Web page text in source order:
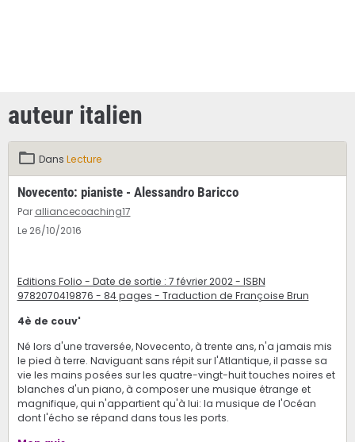
auteur italien
Dans Lecture
Novecento: pianiste - Alessandro Baricco
Par alliancecoaching17
Le 26/10/2016
Editions Folio - Date de sortie : 7 février 2002 - ISBN
9782070419876 - 84 pages - Traduction de Françoise Brun
4è de couv'
Né lors d'une traversée, Novecento, à trente ans, n'a jamais mis
le pied à terre. Naviguant sans répit sur l'Atlantique, il passe sa
vie les mains posées sur les quatre-vingt-huit touches noires et
blanches d'un piano, à composer une musique étrange et
magnifique, qui n'appartient qu'à lui: la musique de l'Océan
dont l'écho se répand dans tous les ports.